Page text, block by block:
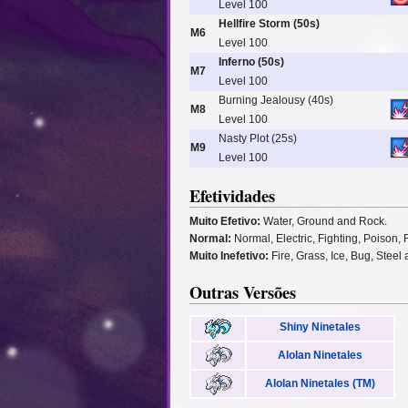
Level 100
M6
Hellfire Storm (50s)
Level 100
M7
Inferno (50s)
Level 100
M8
Burning Jealousy (40s)
Level 100
M9
Nasty Plot (25s)
Level 100
Efetividades
Muito Efetivo: Water, Ground and Rock.
Normal: Normal, Electric, Fighting, Poison,
Muito Inefetivo: Fire, Grass, Ice, Bug, Steel
Outras Versões
Shiny Ninetales
Alolan Ninetales
Alolan Ninetales (TM)